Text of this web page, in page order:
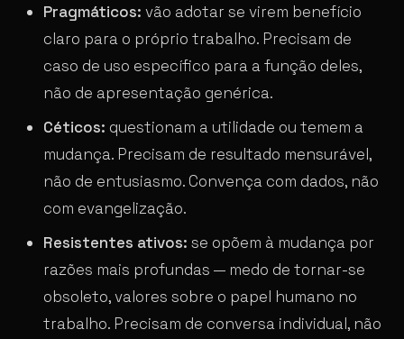
Pragmáticos: vão adotar se virem benefício
claro para o próprio trabalho. Precisam de
caso de uso específico para a função deles,
não de apresentação genérica.
Céticos: questionam a utilidade ou temem a
mudança. Precisam de resultado mensurável,
não de entusiasmo. Convença com dados, não
com evangelização.
Resistentes ativos: se opõem à mudança por
razões mais profundas — medo de tornar-se
obsoleto, valores sobre o papel humano no
trabalho. Precisam de conversa individual, não